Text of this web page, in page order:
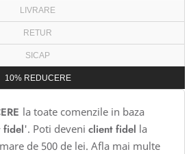
LIVRARE
RETUR
SICAP
10% REDUCERE
la toate comenzile in baza
fidel'. Poti deveni client fidel la
de 500 de lei. Afla mai multe